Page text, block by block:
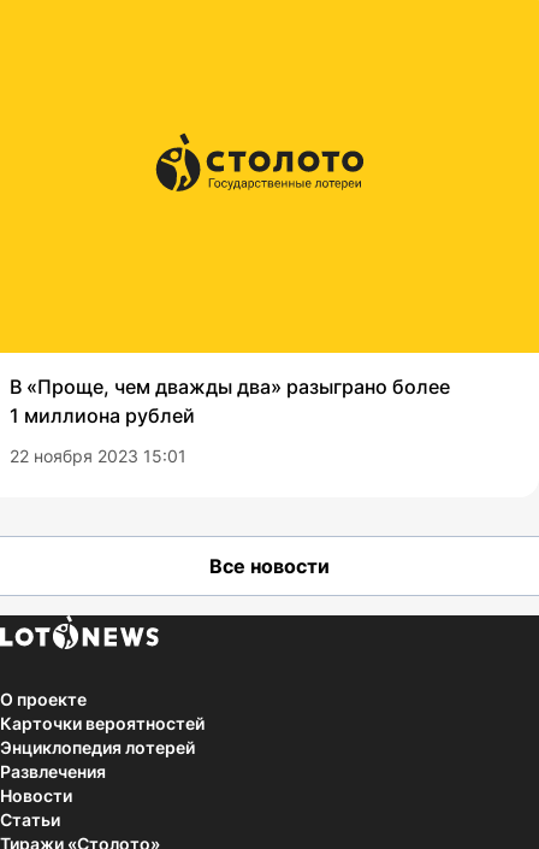
В «Проще, чем дважды два» разыграно более
1 миллиона рублей
22 ноября 2023 15:01
Все новости
О проекте
Карточки вероятностей
Энциклопедия лотерей
Развлечения
Новости
Статьи
Тиражи «Столото»